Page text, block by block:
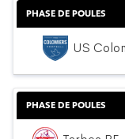
PHASE DE POULES
US
PHASE DE POULES